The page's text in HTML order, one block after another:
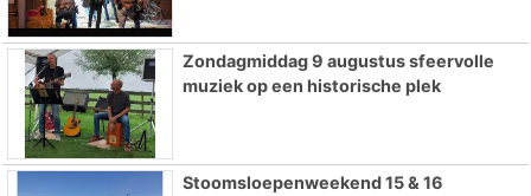
Zondagmiddag 9 augustus sfeervolle
muziek op een historische plek
Stoomsloepenweekend 15 & 16